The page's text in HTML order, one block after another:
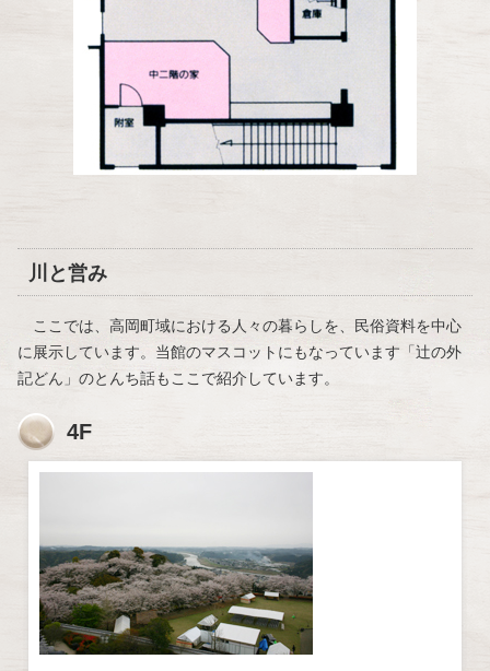
川と営み
ここでは、高岡町域における人々の暮らしを、民俗資料を中心
に展示しています。当館のマスコットにもなっています「辻の外
記どん」のとんち話もここで紹介しています。
4F